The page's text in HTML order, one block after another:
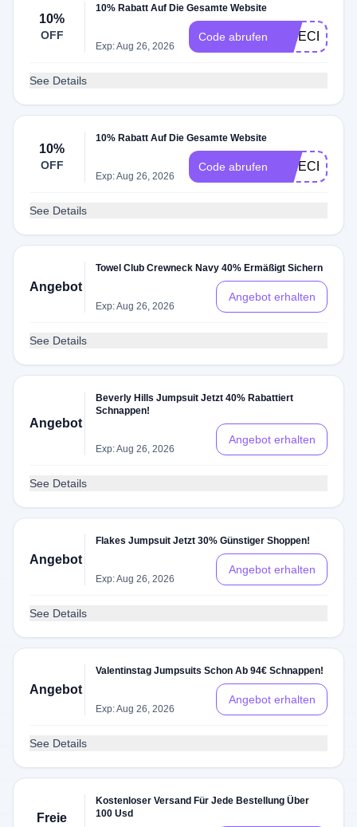
10%
OFF
10% Rabatt Auf Die Gesamte Website
Exp: Aug 26, 2026
Code abrufen EPIECEOP10
See Details
10%
OFF
10% Rabatt Auf Die Gesamte Website
Exp: Aug 26, 2026
Code abrufen EPIECEOP10
See Details
Angebot
Towel Club Crewneck Navy 40% Ermäßigt Sichern
Exp: Aug 26, 2026
Angebot erhalten
See Details
Angebot
Beverly Hills Jumpsuit Jetzt 40% Rabattiert
Schnappen!
Exp: Aug 26, 2026
Angebot erhalten
See Details
Angebot
Flakes Jumpsuit Jetzt 30% Günstiger Shoppen!
Exp: Aug 26, 2026
Angebot erhalten
See Details
Angebot
Valentinstag Jumpsuits Schon Ab 94€ Schnappen!
Exp: Aug 26, 2026
Angebot erhalten
See Details
Freie
Kostenloser Versand Für Jede Bestellung Über
100 Usd